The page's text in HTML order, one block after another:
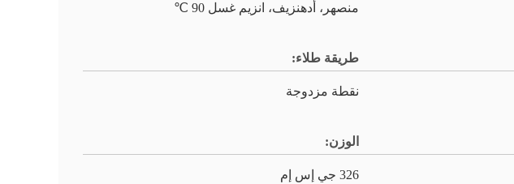
منصهر، أدهنزيف، انزيم غسل 90 ℃
طريقة طلاء:
نقطة مزدوجة
الوزن:
326 جي إس إم